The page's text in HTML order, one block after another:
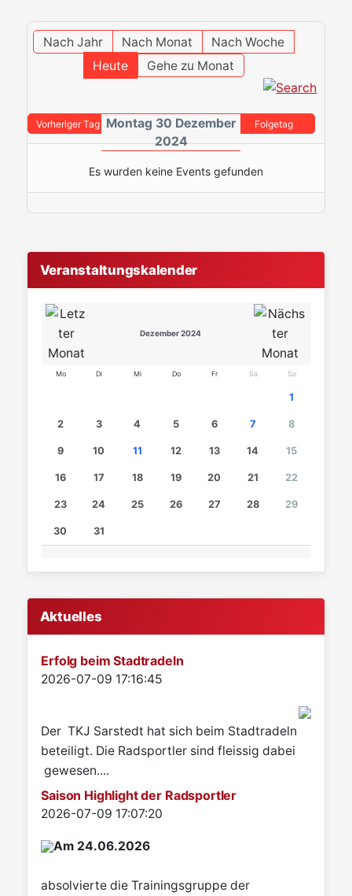
Nach Jahr Nach Monat
Nach Woche
Heute
Gehe zu Monat
Vorheriger Tag Montag 30 Dezember
2024
Folgetag
Es wurden keine Events gefunden
Veranstaltungskalender
Dezember 2024
Mo Di Mi Do Fr Sa So
1
2 3 4 5 6 7 8
9 10 11 12 13 14 15
16 17 18 19 20 21 22
23 24 25 26 27 28 29
30 31
Aktuelles
Erfolg beim Stadtradeln
Details
2026-07-09 17:16:45
Der TKJ Sarstedt hat sich beim Stadtradeln
beteiligt. Die Radsportler sind fleissig dabei
gewesen....
Saison Highlight der Radsportler
Details
2026-07-09 17:07:20
Am 24.06.2026
absolvierte die Trainingsgruppe der